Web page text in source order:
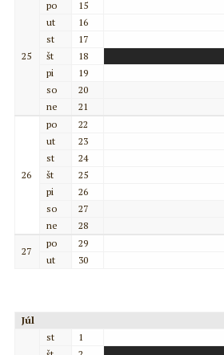
25
po
15
ut
16
st
17
št
18
pi
19
so
20
ne
21
26
po
22
ut
23
st
24
št
25
pi
26
so
27
ne
28
27
po
29
ut
30
Júl
st
1